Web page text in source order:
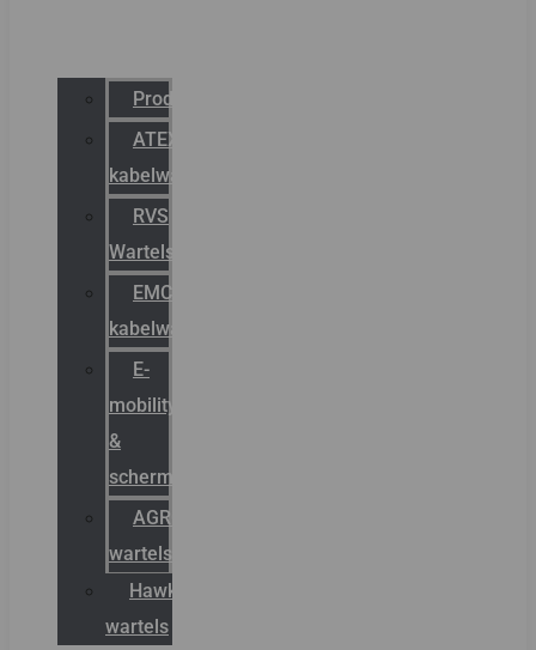
Productcatalogus
ATEX
kabelwartels
RVS
Wartels
EMC
kabelwartels
E-
mobility
&
schermstromen
AGRO
wartels
Hawke
wartels